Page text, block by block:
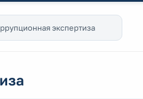
экспертиза